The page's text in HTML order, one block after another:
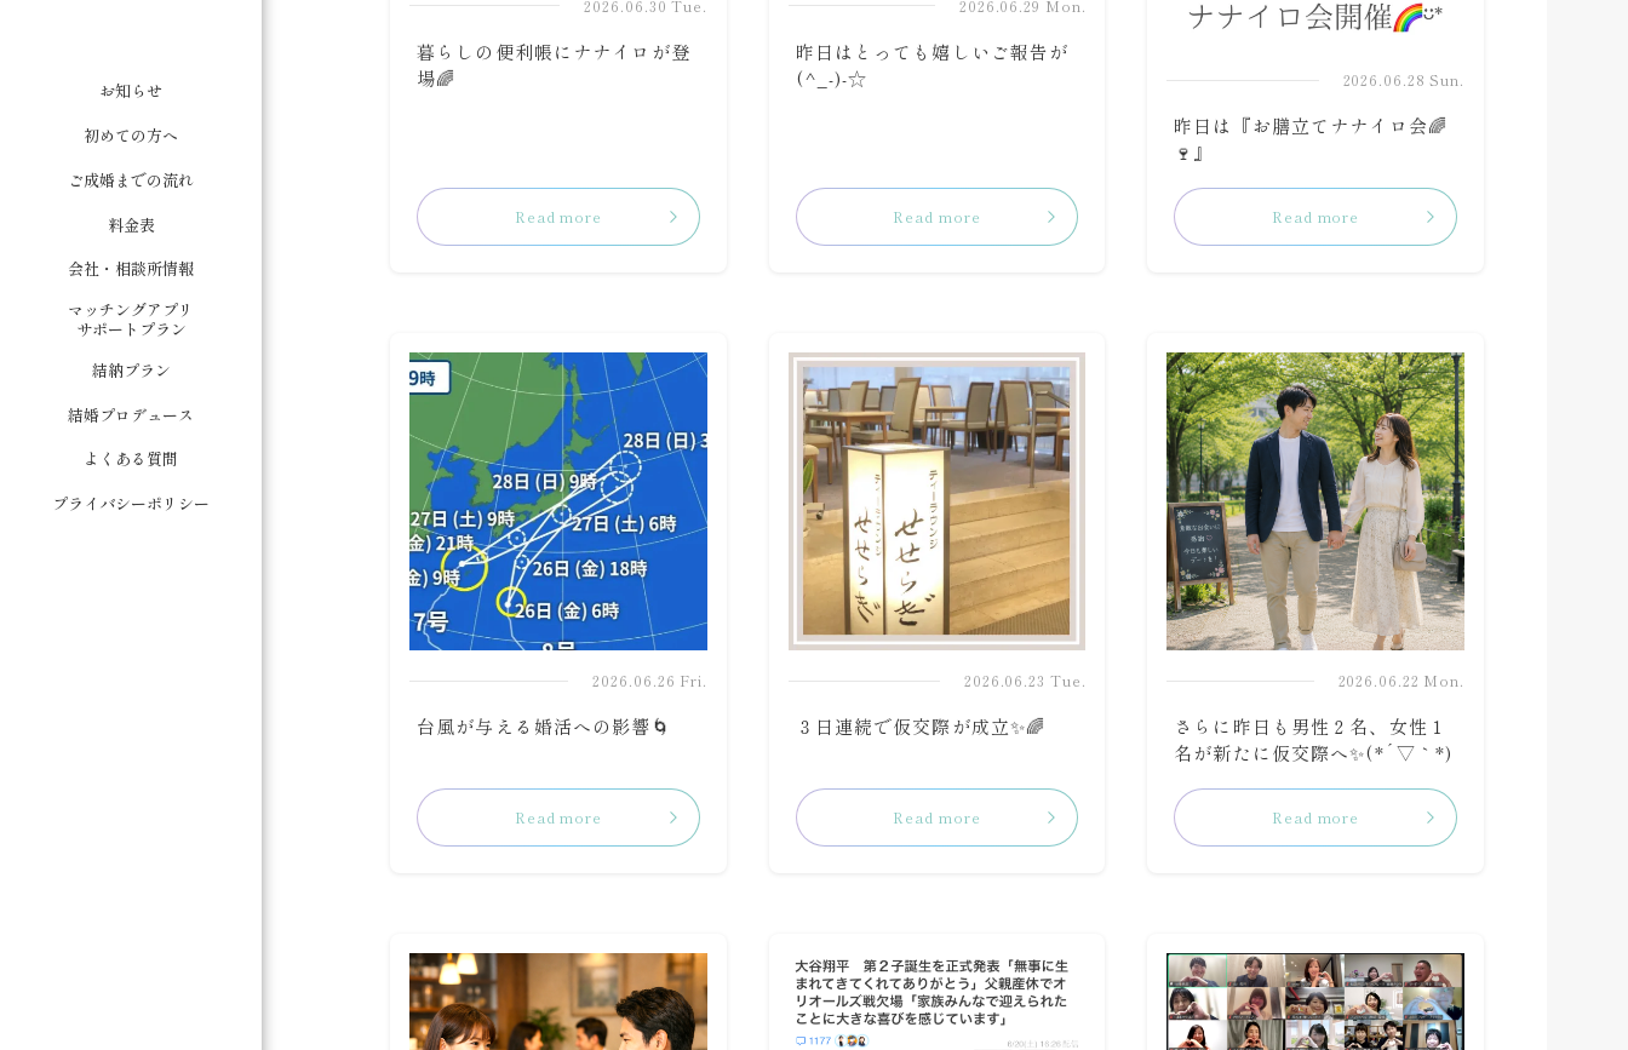
お知らせ
初めての方へ
ご成婚までの流れ
料金表
会社・相談所情報
マッチングアプリ
サポートプラン
結納プラン
結婚プロデュース
よくある質問
プライバシーポリシー
2026.06.30 Tue.
暮らしの便利帳にナナイロが登
場🌈
Read more
2026.06.29 Mon.
昨日はとっても嬉しいご報告が
(^_-)-☆
Read more
2026.06.28 Sun.
昨日は『お膳立てナナイロ会🌈
🍷』
Read more
2026.06.26 Fri.
台風が与える婚活への影響🌀
Read more
2026.06.23 Tue.
３日連続で仮交際が成立✨🌈
Read more
2026.06.22 Mon.
さらに昨日も男性２名、女性１
名が新たに仮交際へ✨(*´▽｀*)
Read more